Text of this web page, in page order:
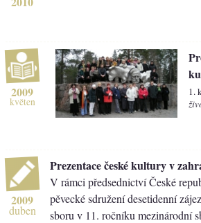
2009
květen
1.
2009
duben
Prezentace české kultury v
V rámci předsednictví České
pěvecké sdružení desetidenní
sboru v 11. ročníku mezinárodní